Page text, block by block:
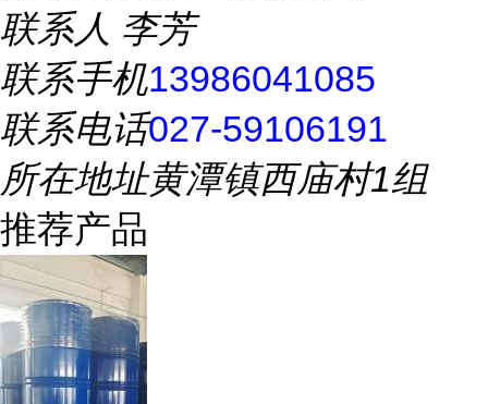
联系人 李芳
联系手机13986041085
联系电话027-59106191
所在地址黄潭镇西庙村1组
推荐产品